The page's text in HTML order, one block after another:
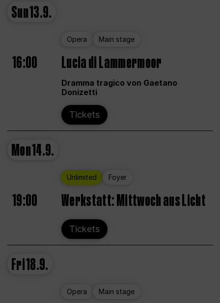
Sun13.9.
Opera Main stage
16:00 Lucia di Lammermoor
Dramma tragico von Gaetano
Donizetti
Tickets
Mon14.9.
Unlimited Foyer
19:00 Werkstatt: Mittwoch aus Licht
Tickets
Fri18.9.
Opera Main stage